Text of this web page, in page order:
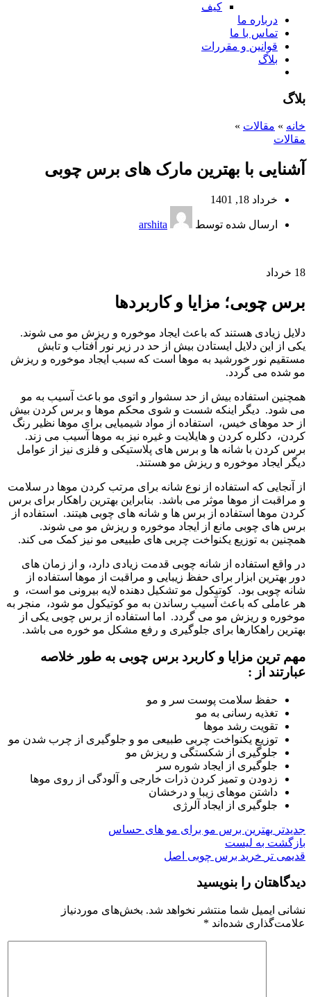
کیف
درباره ما
تماس با ما
قوانین و مقررات
بلاگ
بلاگ
خانه » مقالات »
مقالات
آشنایی با بهترین مارک های برس چوبی
خرداد 18, 1401
ارسال شده توسط arshita
18 خرداد
برس چوبی؛ مزایا و کاربردها
دلایل زیادی هستند که باعث ایجاد موخوره و ریزش مو می شوند.
یکی از این دلایل ایستادن بیش از حد در زیر نور آفتاب و تابش
مستقیم نور خورشید به موها است که سبب ایجاد موخوره و ریزش
مو شده می گردد.
همچنین استفاده بیش از حد سشوار و اتوی مو باعث آسیب به مو
می شود. دیگر اینکه شست و شوی محکم موها و برس کردن بیش
از حد موهای خیس، استفاده از مواد شیمیایی برای موها نظیر رنگ
کردن، دکلره کردن و هایلایت و غیره نیز به موها آسیب می زند.
برس کردن با شانه ها و برس های پلاستیکی و فلزی نیز از عوامل
دیگر ایجاد موخوره و ریزش مو هستند.
از آنجایی که استفاده از نوع شانه برای مرتب کردن موها در سلامت
و مراقبت از موها موثر می باشد. بنابراین بهترین راهکار برای برس
کردن موها استفاده از برس ها و شانه های چوبی هیتند. استفاده از
برس های چوبی مانع از ایجاد موخوره و ریزش مو می شوند.
همچنین به توزیع یکنواخت چربی های طبیعی مو نیز کمک می کند.
در واقع استفاده از شانه چوبی قدمت زیادی دارد، و از زمان های
دور بهترین ابزار برای حفظ زیبایی و مراقبت از موها استفاده از
شانه چوبی بود. کوتیکول مو تشکیل دهنده لایه بیرونی مو است، و
هر عاملی که باعث آسیب رساندن به مو کوتیکول مو شود، منجر به
موخوره و ریزش مو می گردد. اما استفاده از برس چوبی یکی از
بهترین راهکارها برای جلوگیری و رفع مشکل مو خوره می باشد.
مهم ترین مزایا و کاربرد برس چوبی به طور خلاصه
عبارتند از :
حفظ سلامت پوست سر و مو
تغذیه رسانی به مو
تقویت رشد موها
توزیع یکنواخت چربی طبیعی مو و جلوگیری از چرب شدن مو
جلوگیری از شکستگی و ریزش مو
جلوگیری از ایجاد شوره سر
زدودن و تمیز کردن ذرات خارجی و آلودگی از روی موها
داشتن موهای زیبا و درخشان
جلوگیری از ایجاد آلرژی
جدیدتر بهترین برس مو برای مو های حساس
بازگشت به لیست
قدیمی تر خرید برس چوبی اصل
دیدگاهتان را بنویسید
نشانی ایمیل شما منتشر نخواهد شد. بخش‌های موردنیاز
علامت‌گذاری شده‌اند *